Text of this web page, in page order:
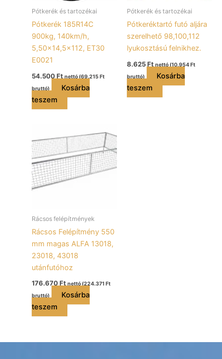
Pótkerék és tartozékai
Pótkerék 185R14C
900kg, 140km/h,
5,50×14,5×112, ET30
E0021
54.500Ft nettó (69.215Ft
bruttó)
Kosárba
teszem
Pótkerék és tartozékai
Pótkeréktartó futó aljára
szerelhető 98,100,112
lyukosztású felnikhez.
8.625Ft nettó (10.954Ft
bruttó)
Kosárba
teszem
Rácsos felépítmények
Rácsos Felépítmény 550
mm magas ALFA 13018,
23018, 43018
utánfutóhoz
176.670Ft nettó (224.371 Ft
bruttó)
Kosárba
teszem